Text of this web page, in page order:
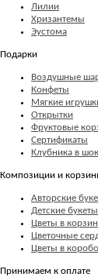
Лилии
Хризантемы
Эустома
Подарки
Воздушные
Конфеты
Мягкие
Открытки
Фруктовые
Сертификаты
Клубника в
Композиции и
Авторские
Детские букеты
Цветы в
Цветочные
Цветы в
Принимаем к оплате